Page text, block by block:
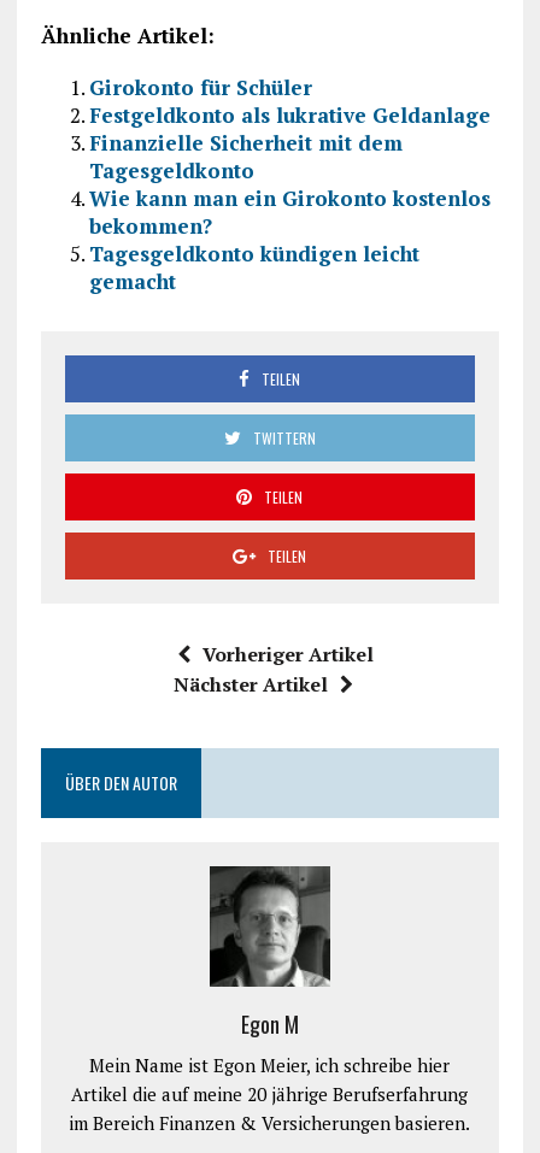
Ähnliche Artikel:
Girokonto für Schüler
Festgeldkonto als lukrative Geldanlage
Finanzielle Sicherheit mit dem
Tagesgeldkonto
Wie kann man ein Girokonto kostenlos
bekommen?
Tagesgeldkonto kündigen leicht
gemacht
TEILEN
TWITTERN
TEILEN
TEILEN
Vorheriger Artikel
Nächster Artikel
ÜBER DEN AUTOR
Egon M
Mein Name ist Egon Meier, ich schreibe hier
Artikel die auf meine 20 jährige Berufserfahrung
im Bereich Finanzen & Versicherungen basieren.